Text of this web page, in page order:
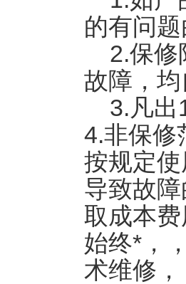
的有问
2.保修
故障，
3.凡出
4.非保修
按规定
导致故
取成本
始终*，
术维修